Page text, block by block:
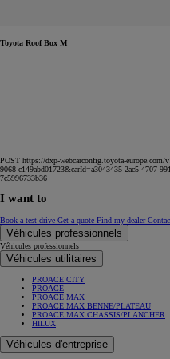
Toyota Roof Box M
POST https://dxp-webcarconfig.toyota-europe.com/
9068-c149abd01723&carId=a3043435-2ac5-4707-
7c5996733b36
I want to
Book a test drive Get a quote Find my dealer
Véhicules professionnels
Véhicules professionnels
Véhicules utilitaires
PROACE CITY
PROACE
PROACE MAX
PROACE MAX BENNE/PLATEAU
PROACE MAX CHASSIS/PLANCHER
HILUX
Véhicules d'entreprise